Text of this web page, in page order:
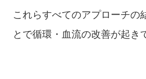
これらすべてのアプローチの
とで循環・血流の改善が起き